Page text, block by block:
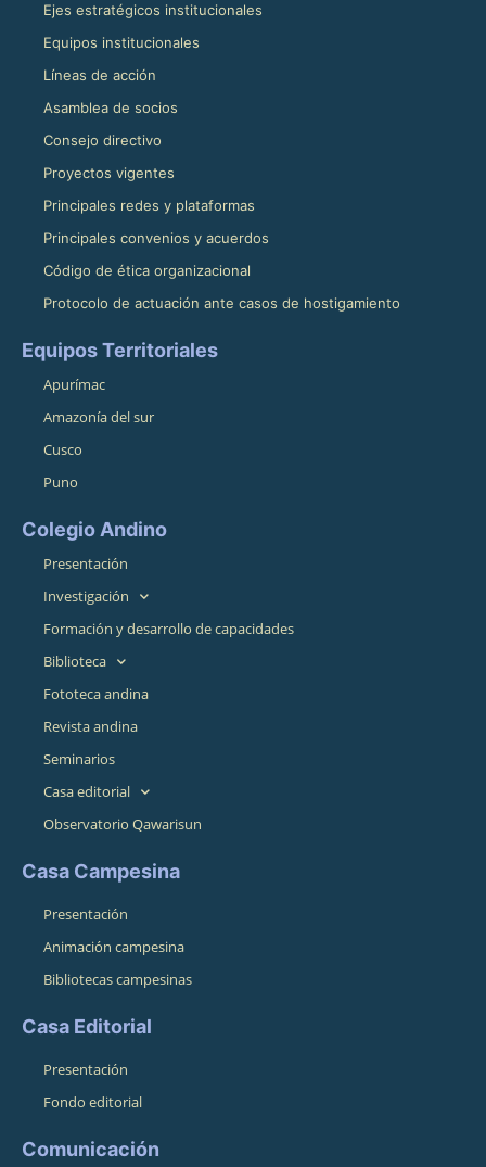
Ejes estratégicos institucionales
Equipos institucionales
Líneas de acción
Asamblea de socios
Consejo directivo
Proyectos vigentes
Principales redes y plataformas
Principales convenios y acuerdos
Código de ética organizacional
Protocolo de actuación ante casos de hostigamiento
Equipos Territoriales
Apurímac
Amazonía del sur
Cusco
Puno
Colegio Andino
Presentación
Investigación
Formación y desarrollo de capacidades
Biblioteca
Fototeca andina
Revista andina
Seminarios
Casa editorial
Observatorio Qawarisun
Casa Campesina
Presentación
Animación campesina
Bibliotecas campesinas
Casa Editorial
Presentación
Fondo editorial
Comunicación